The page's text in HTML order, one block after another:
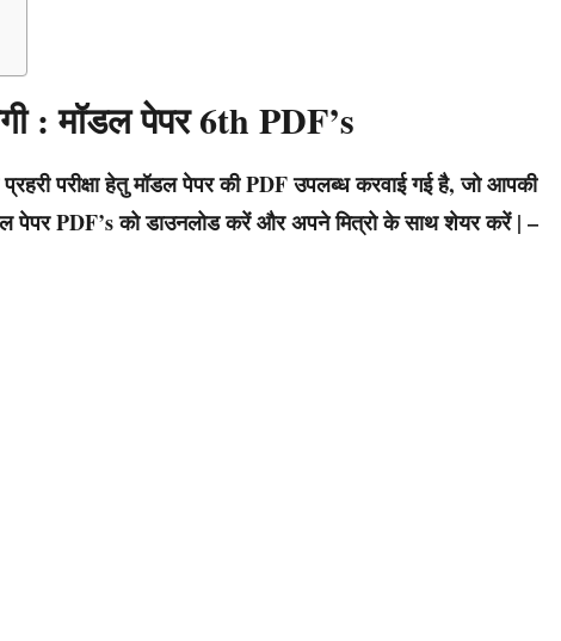
: मॉडल पेपर 6th PDF’s
परीक्षा हेतु मॉडल पेपर की PDF उपलब्ध करवाई गई है, जो आपकी
पेपर PDF’s को डाउनलोड करें और अपने मित्रो के साथ शेयर करें | –